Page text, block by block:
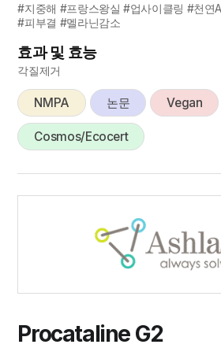
#지중해 #프랑스왕실 #업사이클링 #천연
#피부결 #멜라닌감소
효과 및 효능
각질제거
NMPA 논문 Vegan
Cosmos/Ecocert
Procataline G2